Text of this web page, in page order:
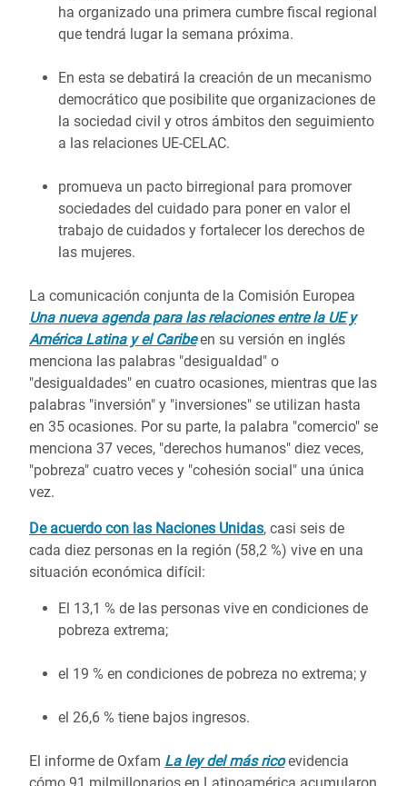
ha organizado una primera cumbre fiscal regional
que tendrá lugar la semana próxima.
En esta se debatirá la creación de un mecanismo
democrático que posibilite que organizaciones de
la sociedad civil y otros ámbitos den seguimiento
a las relaciones UE-CELAC.
promueva un pacto birregional para promover
sociedades del cuidado para poner en valor el
trabajo de cuidados y fortalecer los derechos de
las mujeres.
La comunicación conjunta de la Comisión Europea
Una nueva agenda para las relaciones entre la UE y
América Latina y el Caribe en su versión en inglés
menciona las palabras "desigualdad" o
"desigualdades" en cuatro ocasiones, mientras que las
palabras "inversión" y "inversiones" se utilizan hasta
en 35 ocasiones. Por su parte, la palabra "comercio" se
menciona 37 veces, "derechos humanos" diez veces,
"pobreza" cuatro veces y "cohesión social" una única
vez.
De acuerdo con las Naciones Unidas, casi seis de
cada diez personas en la región (58,2 %) vive en una
situación económica difícil:
El 13,1 % de las personas vive en condiciones de
pobreza extrema;
el 19 % en condiciones de pobreza no extrema; y
el 26,6 % tiene bajos ingresos.
El informe de Oxfam La ley del más rico evidencia